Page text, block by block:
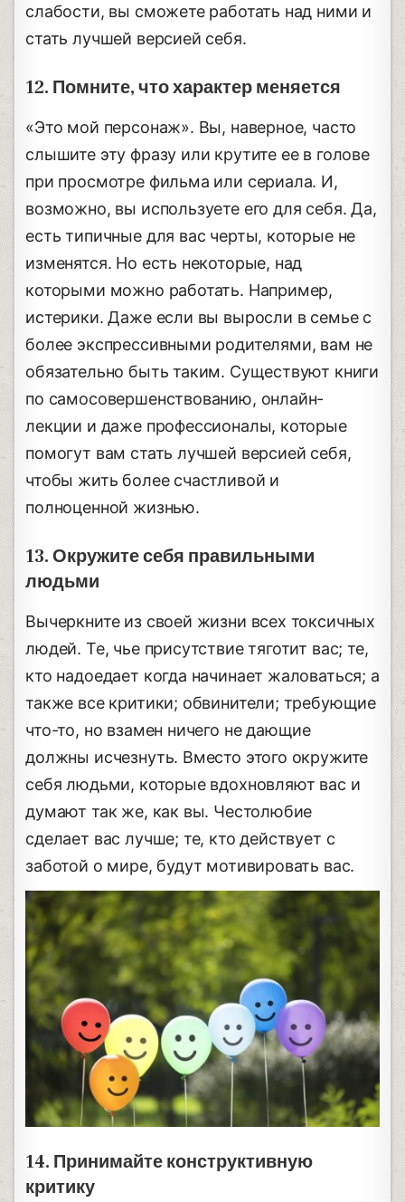
слабости, вы сможете работать над ними и
стать лучшей версией себя.
12. Помните, что характер меняется
«Это мой персонаж». Вы, наверное, часто
слышите эту фразу или крутите ее в голове
при просмотре фильма или сериала. И,
возможно, вы используете его для себя. Да,
есть типичные для вас черты, которые не
изменятся. Но есть некоторые, над
которыми можно работать. Например,
истерики. Даже если вы выросли в семье с
более экспрессивными родителями, вам не
обязательно быть таким. Существуют книги
по самосовершенствованию, онлайн-
лекции и даже профессионалы, которые
помогут вам стать лучшей версией себя,
чтобы жить более счастливой и
полноценной жизнью.
13. Окружите себя правильными
людьми
Вычеркните из своей жизни всех токсичных
людей. Те, чье присутствие тяготит вас; те,
кто надоедает когда начинает жаловаться; а
также все критики; обвинители; требующие
что-то, но взамен ничего не дающие
должны исчезнуть. Вместо этого окружите
себя людьми, которые вдохновляют вас и
думают так же, как вы. Честолюбие
сделает вас лучше; те, кто действует с
заботой о мире, будут мотивировать вас.
14. Принимайте конструктивную
критику